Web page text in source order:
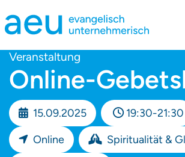
Veranstaltung
Online-
15.09.2025
19:30-21:30
Online
Spiritualität &